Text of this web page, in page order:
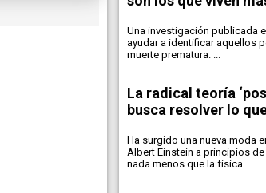
Una investigación publicada
ayudar a identificar aquellos
muerte prematura. ...
La radical teoría
busca resolver lo
Ha surgido una nueva moda
Albert Einstein a principios de
nada menos que la física ...